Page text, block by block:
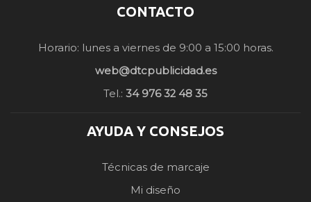
CONTACTO
Horario: lunes a viernes de 9:00 a 15:00 horas.
web@dtcpublicidad.es
Tel.: 34 976 32 48 35
AYUDA Y CONSEJOS
Técnicas de marcaje
Mi diseño